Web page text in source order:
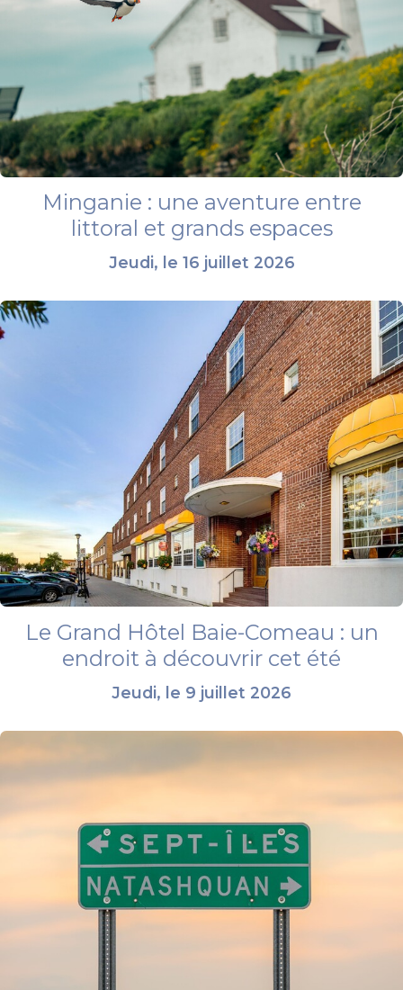
Minganie : une aventure entre
littoral et grands espaces
Jeudi, le 16 juillet 2026
Le Grand Hôtel Baie-Comeau : un
endroit à découvrir cet été
Jeudi, le 9 juillet 2026